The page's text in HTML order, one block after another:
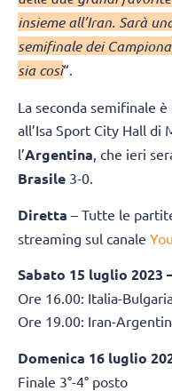
insieme all’Iran. Sarà
semifinale dei
sia così“.
La seconda semifinale
all’Isa Sport City Hall di
l’Argentina , che ieri
Brasile 3-0.
Diretta – Tutte le
streaming sul canale
Sabato 15 luglio 2023
Ore 16.00: Italia-
Ore 19.00: Iran-
Domenica 16 luglio
Finale 3°-4° posto